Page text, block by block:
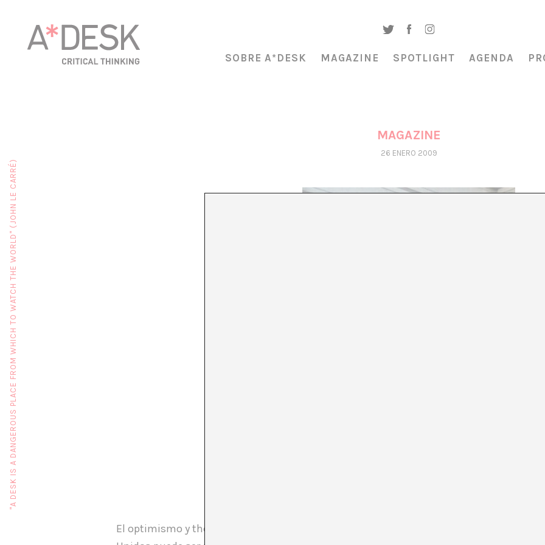
SOBRE A*DESK MAGAZINE SPOTLIGHT AGENDA
MAGAZINE
26 ENERO 2009
El optimismo y the american dream se apoderan de todos nosotros. Lo imposible es
"A DESK IS A DANGEROUS PLACE FROM WHICH TO WATCH THE WORLD" (JOHN LE CARRÉ)